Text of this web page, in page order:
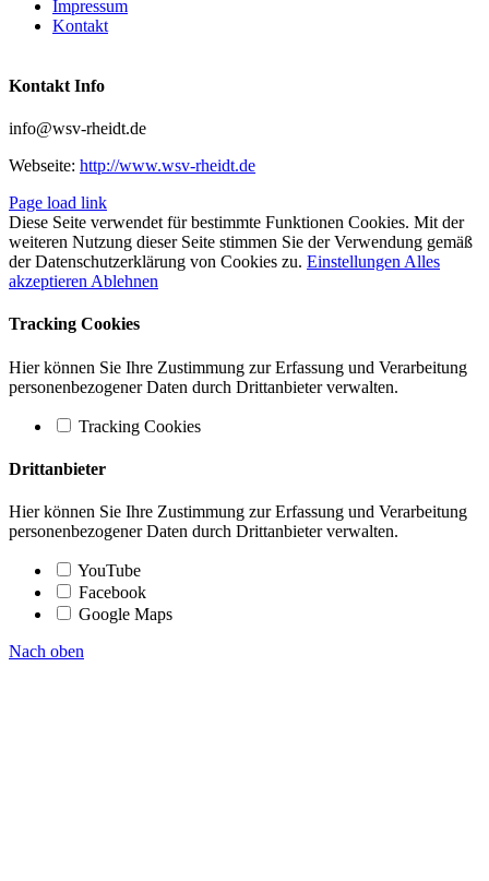
Impressum
Kontakt
Kontakt Info
info@wsv-rheidt.de
Webseite: http://www.wsv-rheidt.de
Page load link
Diese Seite verwendet für bestimmte Funktionen Cookies. Mit der
weiteren Nutzung dieser Seite stimmen Sie der Verwendung gemäß
der Datenschutzerklärung von Cookies zu. Einstellungen Alles
akzeptieren Ablehnen
Tracking Cookies
Hier können Sie Ihre Zustimmung zur Erfassung und Verarbeitung
personenbezogener Daten durch Drittanbieter verwalten.
Tracking Cookies
Drittanbieter
Hier können Sie Ihre Zustimmung zur Erfassung und Verarbeitung
personenbezogener Daten durch Drittanbieter verwalten.
YouTube
Facebook
Google Maps
Nach oben